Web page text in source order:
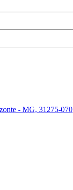
- MG, 31275-070